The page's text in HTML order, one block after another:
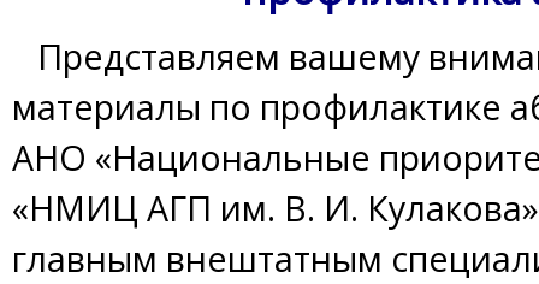
Представляем вашему
материалы по профилактике
АНО «Национальные
«НМИЦ АГП им. В. И.
главным внештатным